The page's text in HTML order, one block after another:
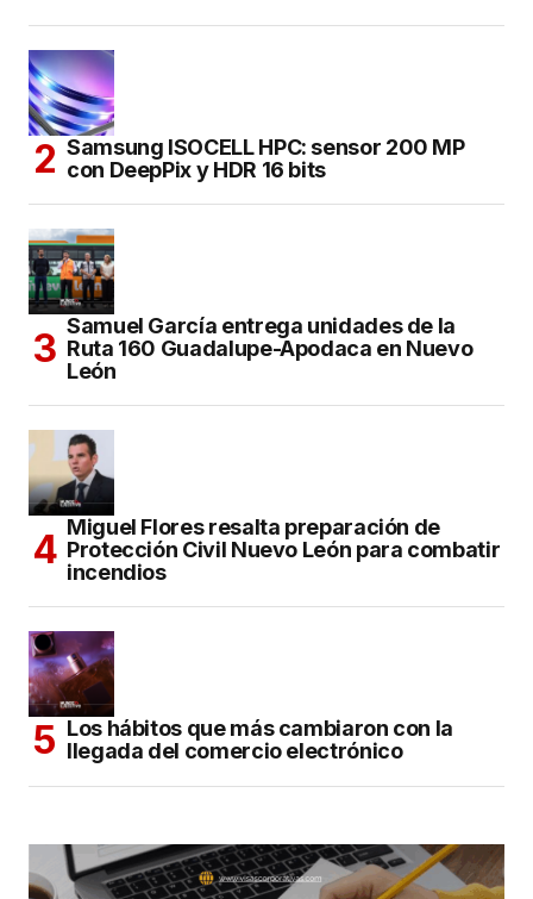
Samsung ISOCELL HPC: sensor 200 MP
con DeepPix y HDR 16 bits
Samuel García entrega unidades de la
Ruta 160 Guadalupe-Apodaca en Nuevo
León
Miguel Flores resalta preparación de
Protección Civil Nuevo León para combatir
incendios
Los hábitos que más cambiaron con la
llegada del comercio electrónico